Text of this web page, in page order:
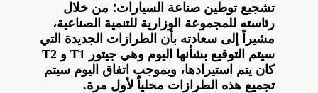
تشجيع توطين صناعة السيارات؛ من خلال
رئاسته للمجموعة الوزارية للتنمية الصناعية،
مشيراً إلى سعادته بأن الطرازات الجديدة التي
سيتم التوقيع بشأنها اليوم وهي جيتور T1 و T2
كان يتم استيرادها، وبموجب اتفاق اليوم سيتم
تجميع هذه الطرازات محلياً لأول مرة.